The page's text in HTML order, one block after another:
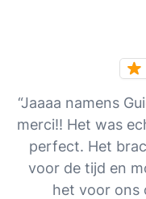
“Jaaaa namens
merci!! Het was
perfect. Het
voor de tijd en
het voor ons